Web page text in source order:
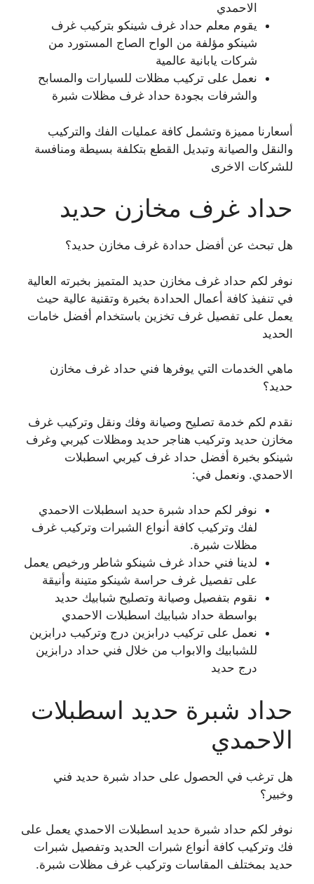
الاحمدي
يقوم معلم حداد غرف شينكو بتركيب غرف
شينكو مؤلفة من الواح الصاج المستورد من
شركات يابانية عالمية
نعمل على تركيب مظلات للسيارات والمسابح
والشرفات بجودة حداد غرف مظلات شبرة
أسعارنا مميزة وتشمل كافة عمليات الفك والتركيب
والنقل والصيانة وتبديل القطع بتكلفة بسيطة ومنافسة
للشركات الاخرى
حداد غرف مخازن حديد
هل تبحث عن أفضل حدادة غرف مخازن حديد؟
نوفر لكم حداد غرف مخازن حديد المتميز بخبرته العالية
في تنفيذ كافة أعمال الحدادة بخبرة وتقنية عالية حيث
يعمل على تفصيل غرف تخزين باستخدام أفضل خامات
الحديد
ماهي الخدمات التي يوفرها فني حداد غرف مخازن
حديد؟
نقدم لكم خدمة تصليح وصيانة وفك ونقل وتركيب غرف
مخازن حديد وتركيب هناجر حديد ومظلات كيربي وغرف
شينكو بخبرة أفضل حداد غرف كيربي اسطبلات
الاحمدي. ونعمل في:
نوفر لكم حداد شبرة حديد اسطبلات الاحمدي
لفك وتركيب كافة أنواع الشبرات وتركيب غرف
مظلات شبرة.
لدينا فني حداد غرف شينكو شاطر ورخيص يعمل
على تفصيل غرف حراسة شينكو متينة وأنيقة
نقوم بتفصيل وصيانة وتصليح شبابيك حديد
بواسطة حداد شبابيك اسطبلات الاحمدي
نعمل على تركيب درابزين درج وتركيب درابزين
للشبابيك والابواب من خلال فني حداد درابزين
درج حديد
حداد شبرة حديد اسطبلات
الاحمدي
هل ترغب في الحصول على حداد شبرة حديد فني
وخبير؟
نوفر لكم حداد شبرة حديد اسطبلات الاحمدي يعمل على
فك وتركيب كافة أنواع شبرات الحديد وتفصيل شبرات
حديد بمختلف المقاسات وتركيب غرف مظلات شبرة.